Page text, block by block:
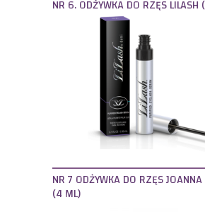
NR 6. ODŻYWKA DO RZĘS
NR 7 ODŻYWKA DO RZĘS
(4 ML)